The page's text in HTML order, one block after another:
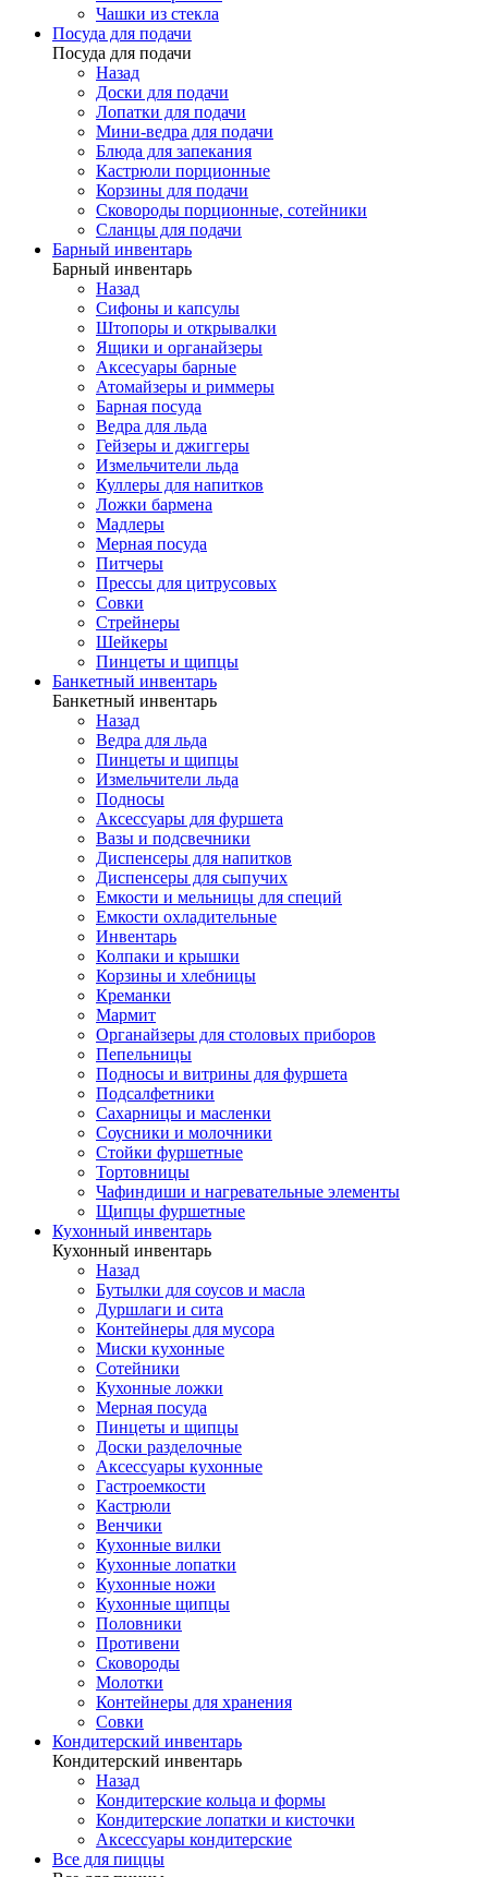
Чашки из стекла
Посуда для подачи
Посуда для подачи
Назад
Доски для подачи
Лопатки для подачи
Мини-ведра для подачи
Блюда для запекания
Кастрюли порционные
Корзины для подачи
Сковороды порционные, сотейники
Сланцы для подачи
Барный инвентарь
Барный инвентарь
Назад
Сифоны и капсулы
Штопоры и открывалки
Ящики и органайзеры
Аксесуары барные
Атомайзеры и риммеры
Барная посуда
Ведра для льда
Гейзеры и джиггеры
Измельчители льда
Куллеры для напитков
Ложки бармена
Мадлеры
Мерная посуда
Питчеры
Прессы для цитрусовых
Совки
Стрейнеры
Шейкеры
Пинцеты и щипцы
Банкетный инвентарь
Банкетный инвентарь
Назад
Ведра для льда
Пинцеты и щипцы
Измельчители льда
Подносы
Аксессуары для фуршета
Вазы и подсвечники
Диспенсеры для напитков
Диспенсеры для сыпучих
Емкости и мельницы для специй
Емкости охладительные
Инвентарь
Колпаки и крышки
Корзины и хлебницы
Креманки
Мармит
Органайзеры для столовых приборов
Пепельницы
Подносы и витрины для фуршета
Подсалфетники
Сахарницы и масленки
Соусники и молочники
Стойки фуршетные
Тортовницы
Чафиндиши и нагревательные элементы
Щипцы фуршетные
Кухонный инвентарь
Кухонный инвентарь
Назад
Бутылки для соусов и масла
Дуршлаги и сита
Контейнеры для мусора
Миски кухонные
Сотейники
Кухонные ложки
Мерная посуда
Пинцеты и щипцы
Доски разделочные
Аксессуары кухонные
Гастроемкости
Кастрюли
Венчики
Кухонные вилки
Кухонные лопатки
Кухонные ножи
Кухонные щипцы
Половники
Противени
Сковороды
Молотки
Контейнеры для хранения
Совки
Кондитерский инвентарь
Кондитерский инвентарь
Назад
Кондитерские кольца и формы
Кондитерские лопатки и кисточки
Аксессуары кондитерские
Все для пиццы